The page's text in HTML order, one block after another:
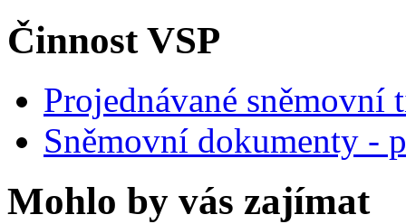
Činnost VSP
Projednávané sněmovní
Sněmovní dokumenty -
Mohlo by vás zajímat